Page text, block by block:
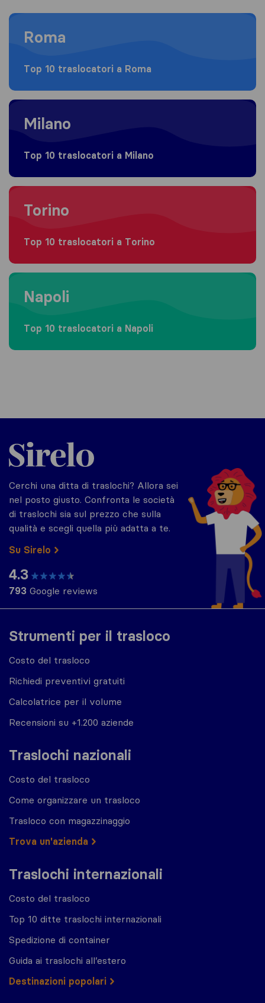
Moving to Roma
Roma
Top 10 traslocatori a Roma
Moving to Milano
Milano
Top 10 traslocatori a Milano
Moving to Torino
Torino
Top 10 traslocatori a Torino
Moving to Napoli
Napoli
Top 10 traslocatori a Napoli
Strumenti per il trasloco
Costo del trasloco
Richiedi preventivi gratuiti
Calcolatrice per il volume
Recensioni su +1.200 aziende
Traslochi nazionali
Costo del trasloco
Come organizzare un trasloco
Trasloco con magazzinaggio
Trova un'azienda
Traslochi internazionali
Costo del trasloco
Top 10 ditte traslochi internazionali
Spedizione di container
Guida ai traslochi all’estero
Destinazioni popolari
Sirelo.it
Cerchi una ditta di traslochi? Allora sei
nel posto giusto. Confronta le società
di traslochi sia sul prezzo che sulla
qualità e scegli quella più adatta a te.
Su Sirelo
4.3
793 Google reviews